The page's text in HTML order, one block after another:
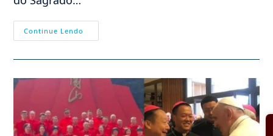
Continue Lendo
Se
Em
Coração
De
Jesus